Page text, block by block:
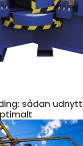
sådan